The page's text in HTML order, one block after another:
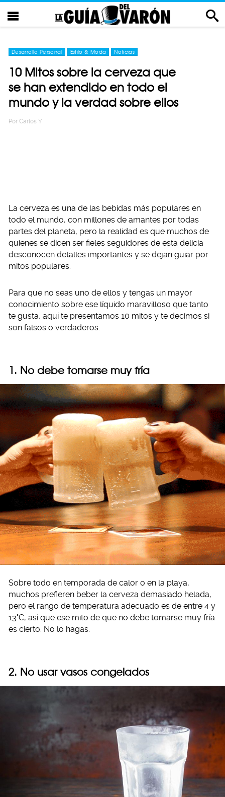
Desarrollo Personal Estilo & Moda Noticias
10 Mitos sobre la cerveza que
se han extendido en todo el
mundo y la verdad sobre ellos
Por Carlos Y
La cerveza es una de las bebidas más populares en
todo el mundo, con millones de amantes por todas
partes del planeta, pero la realidad es que muchos de
quienes se dicen ser fieles seguidores de esta delicia
desconocen detalles importantes y se dejan guiar por
mitos populares.
Para que no seas uno de ellos y tengas un mayor
conocimiento sobre ese líquido maravilloso que tanto
te gusta, aquí te presentamos 10 mitos y te decimos si
son falsos o verdaderos.
1. No debe tomarse muy fría
Sobre todo en temporada de calor o en la playa,
muchos prefieren beber la cerveza demasiado helada,
pero el rango de temperatura adecuado es de entre 4 y
13°C, así que ese mito de que no debe tomarse muy fría
es cierto. No lo hagas.
2. No usar vasos congelados